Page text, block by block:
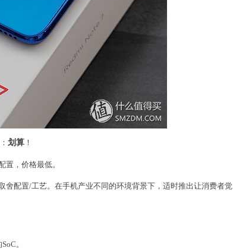
划算 ！
置，价格最低。
舍配置/工艺。在手机产业不同的环境背景下，适时推出让消费者觉
。